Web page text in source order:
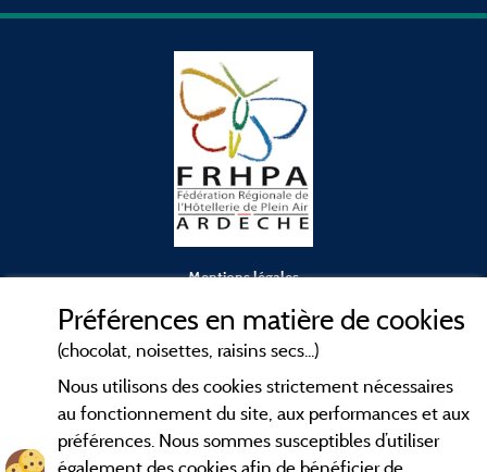
Mentions légales
Contact
CGV
Préférences en matière de cookies
(chocolat, noisettes, raisins secs...)
Nous utilisons des cookies strictement nécessaires
au fonctionnement du site, aux performances et aux
préférences. Nous sommes susceptibles d’utiliser
également des cookies afin de bénéficier de